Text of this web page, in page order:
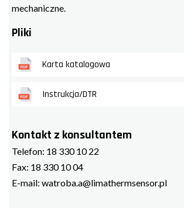
mechaniczne.
Pliki
Karta katalogowa
Instrukcja/DTR
Kontakt z konsultantem
Telefon: 18 330 10 22
Fax: 18 330 10 04
E-mail: watroba.a@limathermsensor.pl